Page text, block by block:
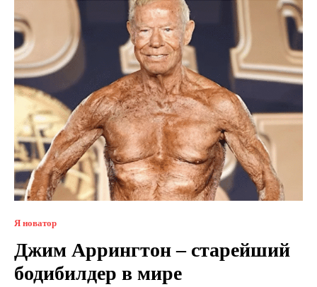
Я новатор
Джим Аррингтон – старейший
бодибилдер в мире